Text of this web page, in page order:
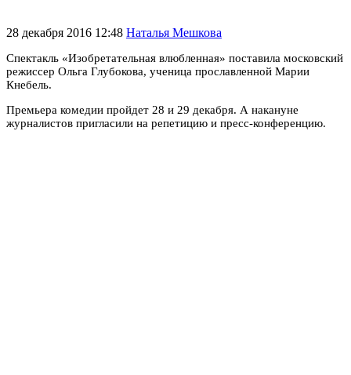
28 декабря 2016 12:48 Наталья Мешкова
Спектакль «Изобретательная влюбленная» поставила московский
режиссер Ольга Глубокова, ученица прославленной Марии
Кнебель.
Премьера комедии пройдет 28 и 29 декабря. А накануне
журналистов пригласили на репетицию и пресс-конференцию.